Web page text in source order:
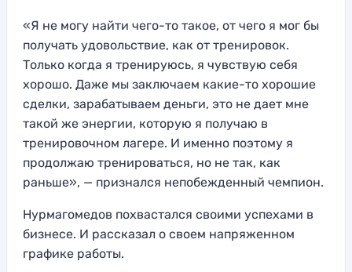
«Я не могу найти чего-то такое, от чего я мог бы
получать удовольствие, как от тренировок.
Только когда я тренируюсь, я чувствую себя
хорошо. Даже мы заключаем какие-то хорошие
сделки, зарабатываем деньги, это не дает мне
такой же энергии, которую я получаю в
тренировочном лагере. И именно поэтому я
продолжаю тренироваться, но не так, как
раньше», — признался непобежденный чемпион.
Нурмагомедов похвастался своими успехами в
бизнесе. И рассказал о своем напряженном
графике работы.